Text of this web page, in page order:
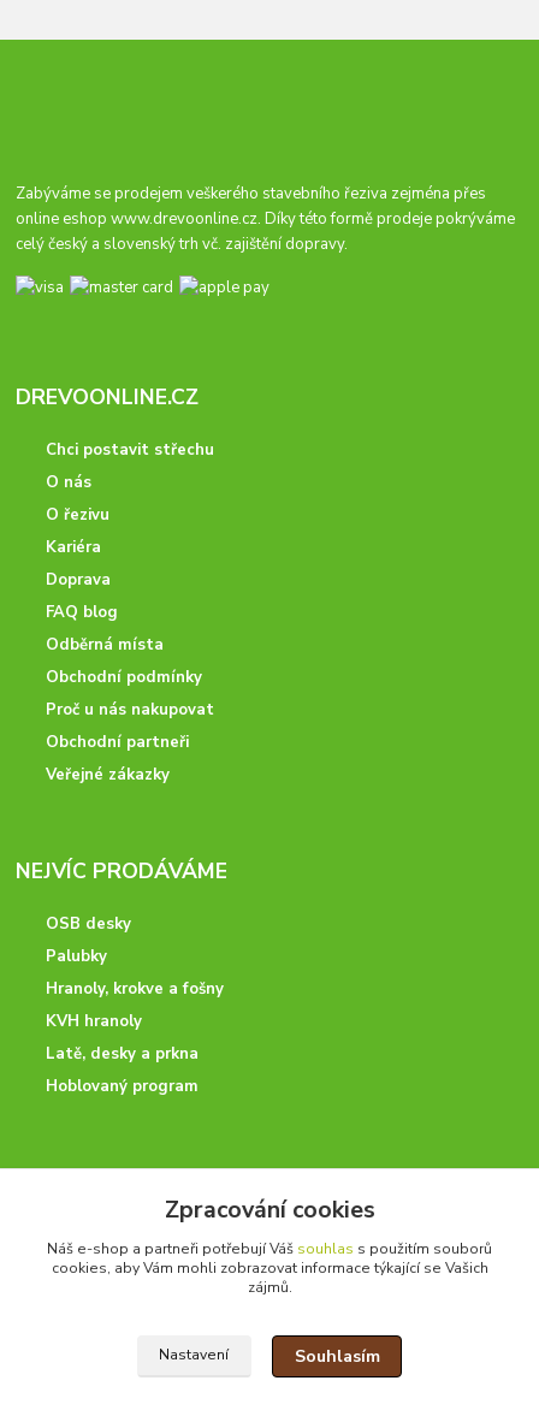
Zabýváme se prodejem veškerého stavebního řeziva zejména přes
online eshopwww.drevoonline.cz. Díky této formě prodeje pokrýváme
celý český a slovenský trh vč. zajištění dopravy.
DREVOONLINE.CZ
Chci postavit střechu
O nás
O řezivu
Kariéra
Doprava
FAQ blog
Odběrná místa
Obchodní podmínky
Proč u nás nakupovat
Obchodní partneři
Veřejné zákazky
NEJVÍC PRODÁVÁME
OSB desky
Palubky
Hranoly, krokve a fošny
KVH hranoly
Latě, desky a prkna
Hoblovaný program
Potřebujete poradit? Neváhejte nás kontaktovat.
+420 728 600 625
po - pá 7:00 - 15:00
Zpracování cookies
Náš e-shop a partneři potřebují Váš souhlas s použitím souborů
cookies, aby Vám mohli zobrazovat informace týkající se Vašich
zájmů.
Nastavení Souhlasím